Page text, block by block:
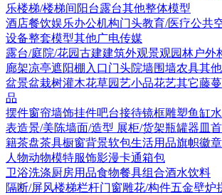
乐楼梯/楼梯间 阳台露台其他整体模型
酒店餐饮娱乐办公机构门头教育/医疗公共
设备整套模型其他广电传媒
露台/庭院/花园古建建筑外观景观园林户外
廊架凉亭遮阳棚 入口门头院墙围墙农具其他
盆景盆栽树灌木花草园艺小品花艺其它藤蔓
品
摆件窗帘墙饰挂件吧台接待镜框雕塑鱼缸
表造景/美陈墙面/造型 展柜/货架瓶罐器皿
籍茶盘茶具橱窗背景软包生活用品旗帜徽
人物动物模特服饰影漫卡通箱包
卫浴洗涤厨房用品食物餐具组合酒水饮料
隔断/屏风楼梯栏杆门窗雕花/构件五金壁炉